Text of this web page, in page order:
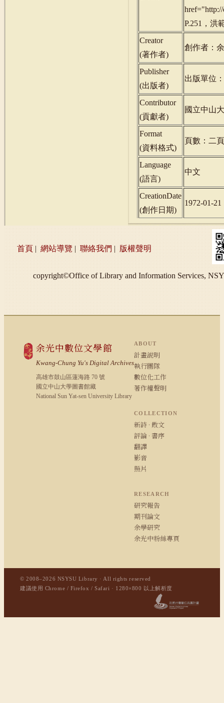
P.251，洪
Creator
(著作者)
創作者：
Publisher
(出版者)
出版單位
Contributor
(貢獻者)
國立中山
Format
(資料格式)
頁數：二頁
Language
(語言)
中文
CreationDate
(創作日期)
1972-01-21
首頁 | 網站導覽 | 聯絡我們 | 版權聲明
copyright©Office of Library and Information Services,
余光中數位文學館
Kwang-Chung Yu's Digital Archives
高雄市鼓山區蓮海路 70 號
國立中山大學圖書館藏
National Sun Yat-sen University Library
ABOUT
計畫說明
執行團隊
數位化工作
著作權聲明
COLLECTION
新詩 · 散文
評論 · 書序
翻譯
影音
照片
RESEARCH
研究報告
期刊論文
余學研究
余光中粉絲專頁
© 2008–2026 NSYSU Library · All rights reserved
建議使用 Chrome / Firefox / Safari · 1280×800 以上解析度